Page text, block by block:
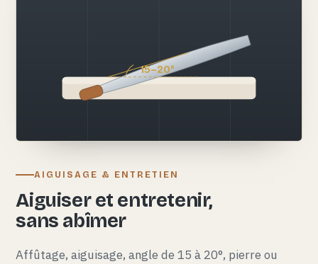
15–20°
AIGUISAGE & ENTRETIEN
Aiguiser et entretenir,
sans abîmer
Affûtage, aiguisage, angle de 15 à 20°, pierre ou